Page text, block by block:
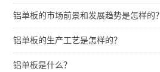
铝单板的市场前景和发展趋势是怎样的？
铝单板的生产工艺是怎样的？
铝单板是什么？